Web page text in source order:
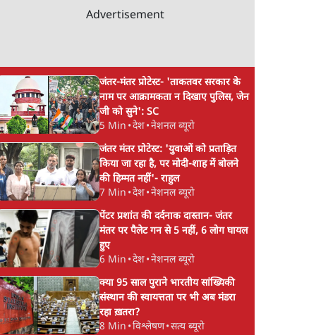
Advertisement
जंतर-मंतर प्रोटेस्ट- 'ताकतवर सरकार के
नाम पर आक्रामकता न दिखाए पुलिस, जेन
जी को सुने': SC
5 Min •देश•नेशनल ब्यूरो
जंतर मंतर प्रोटेस्ट: 'युवाओं को प्रताड़ित
किया जा रहा है, पर मोदी-शाह में बोलने
की हिम्मत नहीं'- राहुल
7 Min •देश•नेशनल ब्यूरो
पेंटर प्रशांत की दर्दनाक दास्तान- जंतर
मंतर पर पैलेट गन से 5 नहीं, 6 लोग घायल
हुए
6 Min •देश•नेशनल ब्यूरो
क्या 95 साल पुराने भारतीय सांख्यिकी
संस्थान की स्वायत्तता पर भी अब मंडरा
रहा ख़तरा?
8 Min •विश्लेषण•सत्य ब्यूरो